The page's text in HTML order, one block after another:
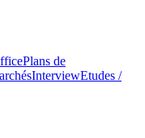
Plans de
InterviewEtudes /